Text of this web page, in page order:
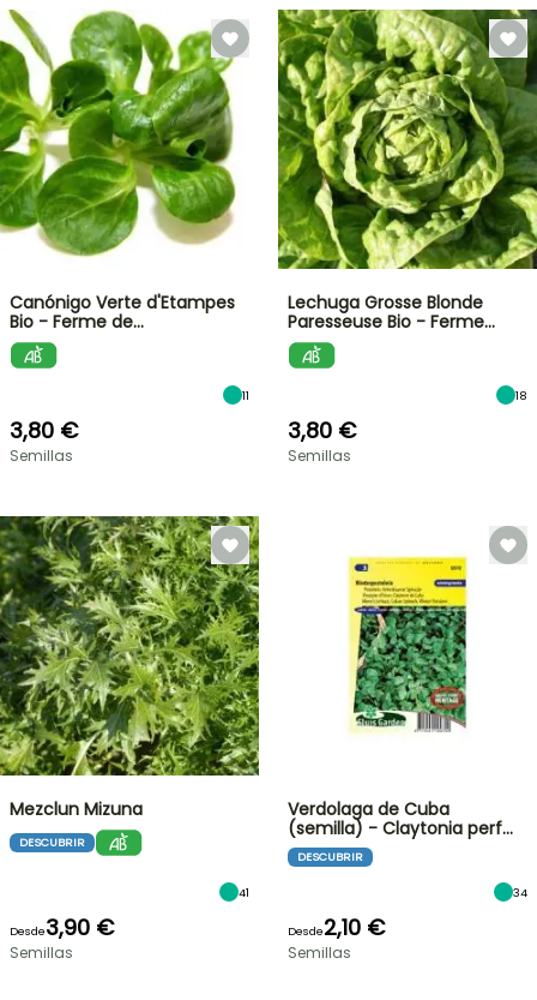
Canónigo Verte d'Etampes
Bio - Ferme de…
11
3,80 €
Semillas
Lechuga Grosse Blonde
Paresseuse Bio - Ferme…
18
3,80 €
Semillas
Mezclun Mizuna
DESCUBRIR
41
Desde3,90 €
Semillas
Verdolaga de Cuba
(semilla) - Claytonia perf…
DESCUBRIR
34
Desde2,10 €
Semillas